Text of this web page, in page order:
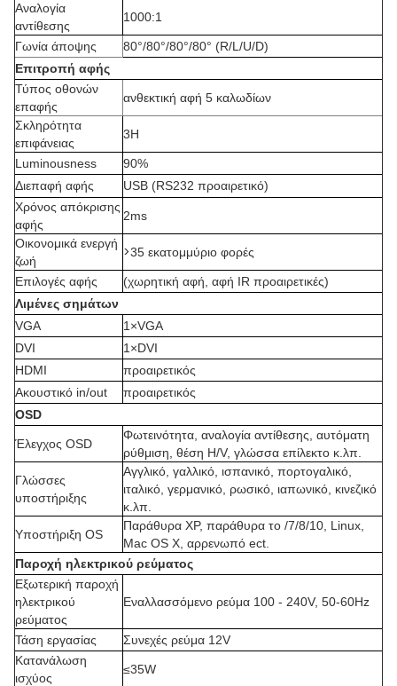
Αναλογία
αντίθεσης
1000:1
Γωνία άποψης
80°/80°/80°/80° (R/L/U/D)
Επιτροπή αφής
Τύπος οθονών
επαφής
ανθεκτική αφή 5 καλωδίων
Σκληρότητα
επιφάνειας
3H
Luminousness
90%
Διεπαφή αφής
USB (RS232 προαιρετικό)
Χρόνος απόκρισης
αφής
2ms
Οικονομικά ενεργή
ζωή
>35 εκατομμύριο φορές
Επιλογές αφής
(χωρητική αφή, αφή IR προαιρετικές)
Λιμένες σημάτων
VGA
1×VGA
DVI
1×DVI
HDMI
προαιρετικός
Ακουστικό in/out
προαιρετικός
OSD
Έλεγχος OSD
Φωτεινότητα, αναλογία αντίθεσης, αυτόματη
ρύθμιση, θέση H/V, γλώσσα επίλεκτο κ.λπ.
Γλώσσες
υποστήριξης
Αγγλικό, γαλλικό, ισπανικό, πορτογαλικό,
ιταλικό, γερμανικό, ρωσικό, ιαπωνικό, κινεζικό
κ.λπ.
Υποστήριξη OS
Παράθυρα XP, παράθυρα το /7/8/10, Linux,
Mac OS Χ, αρρενωπό ect.
Παροχή ηλεκτρικού ρεύματος
Εξωτερική παροχή
ηλεκτρικού
ρεύματος
Εναλλασσόμενο ρεύμα 100 - 240V, 50-60Hz
Τάση εργασίας
Συνεχές ρεύμα 12V
Κατανάλωση
ισχύος
≤35W